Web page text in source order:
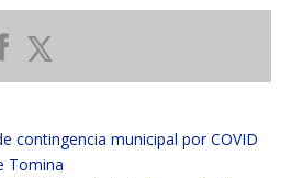
contingencia municipal por COVID
Tomina